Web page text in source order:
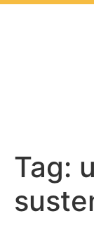
Tag: